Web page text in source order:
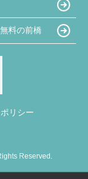
料の前橋
リシー
Reserved.